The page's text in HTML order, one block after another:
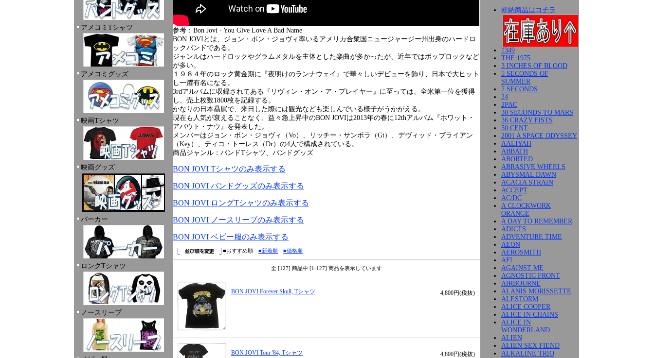
アメコミTシャツ
アメコミグッズ
映画Tシャツ
映画グッズ
パーカー
ロングTシャツ
ノースリーブ
参考：Bon Jovi - You Give Love A Bad Name
BON JOVIとは、ジョン・ボン・ジョヴィ率いるアメリカ合衆国ニュージャージー州出身のハードロ
ックバンドである。
ジャンルはハードロックやグラムメタルを主体とした楽曲が多かったが、近年ではポップロックなど
が多い。
１９８４年のロック黄金期に『夜明けのランナウェイ』で華々しいデビューを飾り、日本で大ヒット
し一躍有名になる。
3rdアルバムに収録されてある『リヴィン・オン・ア・プレイヤー』に至っては、全米第一位を獲得
し、売上枚数1800枚を記録する。
かなりの日本贔屓で、来日した際には観光なども楽しんでいる様子がうかがえる。
現在も人気が衰えることなく、益々急上昇中のBON JOVIは2013年の春に12thアルバム『ホワット・
アバウト・ナウ』を発表した。
メンバーはジョン・ボン・ジョヴィ（Vo）、リッチー・サンボラ（Gt）、デヴィッド・ブライアン
（Key）、ティコ・トーレス（Dr）の4人で構成されている。
商品ジャンル：バンドTシャツ、バンドグッズ
BON JOVI Tシャツのみ表示する
BON JOVI バンドグッズのみ表示する
BON JOVI ロングTシャツのみ表示する
BON JOVI ノースリーブのみ表示する
BON JOVI ベビー服のみ表示する
■おすすめ順 ■新着順 ■価格順
全 [127] 商品中 [1-127] 商品を表示しています
BON JOVI Forever Skull, Tシャツ 4,800円(税抜)
BON JOVI Tour '84, Tシャツ 4,800円(税抜)
即納商品はコチラ
1349
THE 1975
3 INCHES OF BLOOD
5 SECONDS OF
SUMMER
7 SECONDS
24
2PAC
30 SECONDS TO MARS
36 CRAZY FISTS
50 CENT
2001 A SPACE ODYSSEY
AALIYAH
ABBATH
ABORTED
ABRASIVE WHEELS
ABYSMAL DAWN
ACACIA STRAIN
ACCEPT
AC/DC
A CLOCKWORK
ORANGE
A DAY TO REMEMBER
ADICTS
ADVENTURE TIME
AEON
AEROSMITH
AFI
AGAINST ME
AGNOSTIC FRONT
AIRBOURNE
ALANIS MORISSETTE
ALESTORM
ALICE COOPER
ALICE IN CHAINS
ALICE IN
WONDERLAND
ALIEN
ALIEN SEX FIEND
ALKALINE TRIO